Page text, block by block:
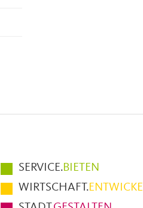
Hauptmenüpunkte
im
Fußbereich
SERVICE.BIETEN
WIRTSCHAFT.